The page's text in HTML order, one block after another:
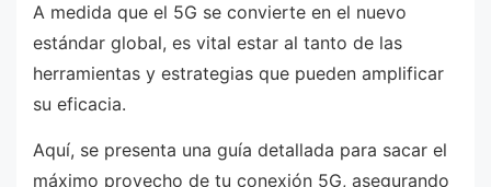
A medida que el 5G se convierte en el nuevo
estándar global, es vital estar al tanto de las
herramientas y estrategias que pueden amplificar
su eficacia.
Aquí, se presenta una guía detallada para sacar el
máximo provecho de tu conexión 5G, asegurando